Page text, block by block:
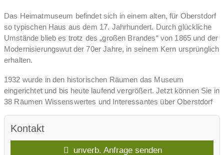
Das Heimatmuseum befindet sich in einem alten, für Oberstdorf
so typischen Haus aus dem 17. Jahrhundert. Durch glückliche
Umstände blieb es trotz des „großen Brandes“ von 1865 und der
Modernisierungswut der 70er Jahre, in seinem Kern ursprünglich
erhalten.
1932 wurde in den historischen Räumen das Museum
eingerichtet und bis heute laufend vergrößert. Jetzt können Sie in
38 Räumen Wissenswertes und Interessantes über Oberstdorf
Unter anderem wird veranschaulicht, ➤ wie die bettelarmen
Bewohner unseres Bergdorfes im 19. Jahrhundert überlebten
Kontakt
unverb. Anfrage senden